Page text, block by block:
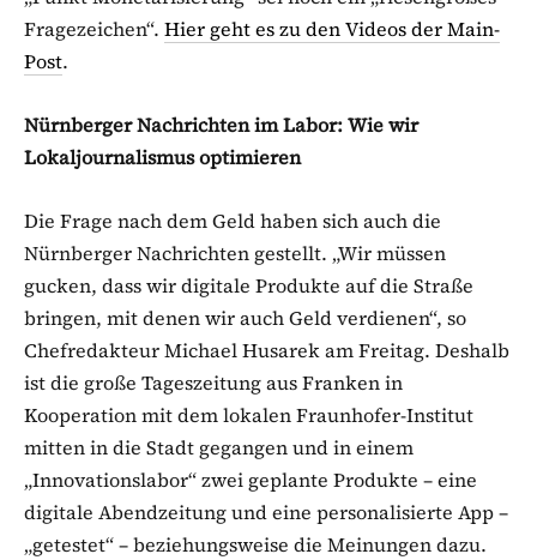
Fragezeichen“. Hier geht es zu den Videos der Main-
Post.
Nürnberger Nachrichten im Labor: Wie wir
Lokaljournalismus optimieren
Die Frage nach dem Geld haben sich auch die
Nürnberger Nachrichten gestellt. „Wir müssen
gucken, dass wir digitale Produkte auf die Straße
bringen, mit denen wir auch Geld verdienen“, so
Chefredakteur Michael Husarek am Freitag. Deshalb
ist die große Tageszeitung aus Franken in
Kooperation mit dem lokalen Fraunhofer-Institut
mitten in die Stadt gegangen und in einem
„Innovationslabor“ zwei geplante Produkte – eine
digitale Abendzeitung und eine personalisierte App –
„getestet“ – beziehungsweise die Meinungen dazu.